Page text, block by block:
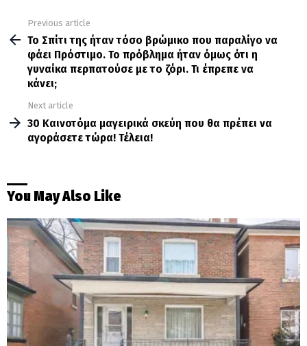
more
Previous article
Το Σπίτι της ήταν τόσο βρώμικο που παραλίγο να
φάει Πρόστιμο. Το πρόβλημα ήταν όμως ότι η
γυναίκα περπατούσε με το ζόρι. Τι έπρεπε να
κάνει;
Next article
30 Καινοτόμα μαγειρικά σκεύη που θα πρέπει να
αγοράσετε τώρα! Τέλεια!
You May Also Like